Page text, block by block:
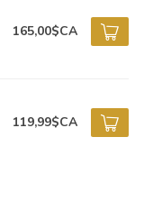
165,00$CA
119,99$CA